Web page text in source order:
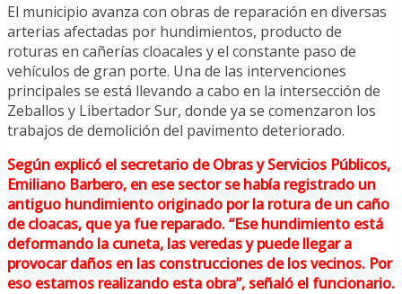
El municipio avanza con obras de reparación en diversas
arterias afectadas por hundimientos, producto de
roturas en cañerías cloacales y el constante paso de
vehículos de gran porte. Una de las intervenciones
principales se está llevando a cabo en la intersección de
Zeballos y Libertador Sur, donde ya se comenzaron los
trabajos de demolición del pavimento deteriorado.
Según explicó el secretario de Obras y Servicios Públicos,
Emiliano Barbero, en ese sector se había registrado un
antiguo hundimiento originado por la rotura de un caño
de cloacas, que ya fue reparado. “Ese hundimiento está
deformando la cuneta, las veredas y puede llegar a
provocar daños en las construcciones de los vecinos. Por
eso estamos realizando esta obra”, señaló el funcionario.